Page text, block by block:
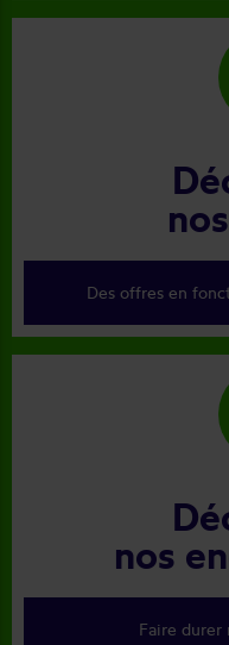
Des offres en
nos
Faire durer